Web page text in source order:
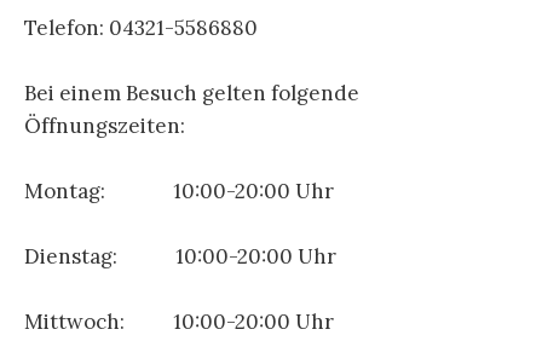
Telefon: 04321-5586880
Bei einem Besuch gelten folgende
Öffnungszeiten:
Montag: 10:00-20:00 Uhr
Dienstag: 10:00-20:00 Uhr
Mittwoch: 10:00-20:00 Uhr